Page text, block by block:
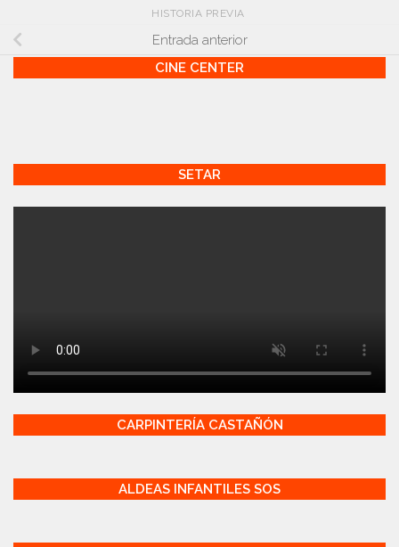
HISTORIA PREVIA
Entrada anterior
CINE CENTER
SETAR
CARPINTERÍA CASTAÑÓN
ALDEAS INFANTILES SOS